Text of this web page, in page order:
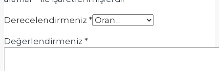
Derecelendirmeniz *
Değerlendirmeniz *